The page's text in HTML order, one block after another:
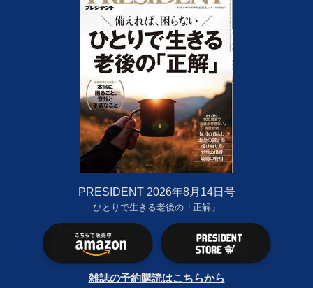
PRESIDENT 2026年8月14日号
ひとりで生きる老後の「正解」
雑誌の予約購読はこちらから